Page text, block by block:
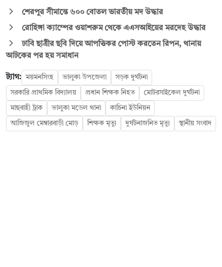
শেরপুর সীমান্তে ৬০০ বোতল ভারতীয় মদ উদ্ধার
রোহিঙ্গা ক্যাম্পের ওয়াশরুম থেকে এএসআইয়ের মরদেহ উদ্ধার
ঢাবি ছাত্রীর ছবি দিয়ে আপত্তিকর পোস্ট করতেন রিপন, থানায়
আটকের পর হয় সমাধান
ট্যাগ: ময়মনসিংহ ভালুকা উপজেলা সড়ক দুর্ঘটনা
সরকারি প্রাথমিক বিদ্যালয় প্রধান শিক্ষক নিহত মোটরসাইকেল দুর্ঘটনা
মাছবাহী ট্রাক ভালুকা মডেল থানা কাচিনা ইউনিয়ন
আজিজুল মেম্বারবাড়ী মোড় শিক্ষক মৃত্যু দুর্ঘটনাজনিত মৃত্যু স্থানীয় সংবাদ